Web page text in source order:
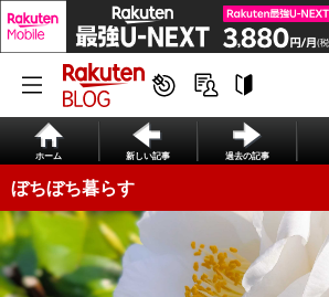
ホーム 新しい記事 過去の記事
ぼちぼち暮らす